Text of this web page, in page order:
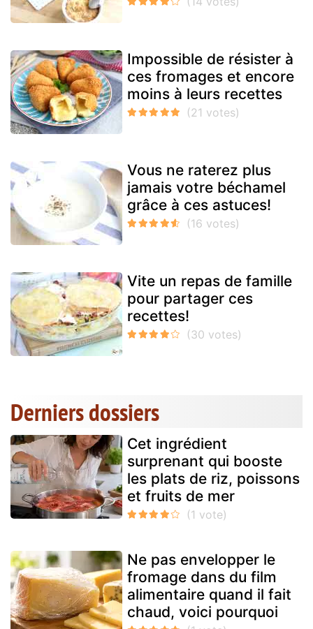
Impossible de résister à
ces fromages et encore
moins à leurs recettes
Vous ne raterez plus
jamais votre béchamel
grâce à ces astuces!
Vite un repas de famille
pour partager ces
recettes!
Derniers dossiers
Cet ingrédient
surprenant qui booste
les plats de riz, poissons
et fruits de mer
Ne pas envelopper le
fromage dans du film
alimentaire quand il fait
chaud, voici pourquoi